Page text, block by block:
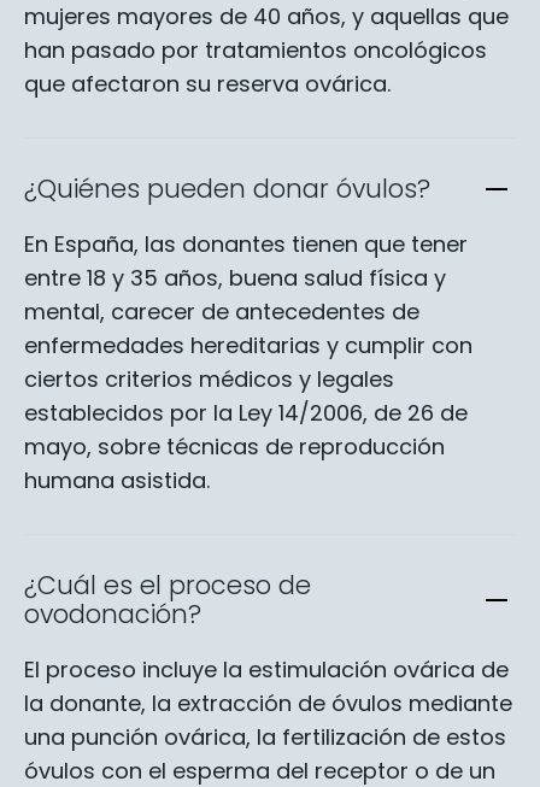
mujeres mayores de 40 años, y aquellas que
han pasado por tratamientos oncológicos
que afectaron su reserva ovárica.
¿Quiénes pueden donar óvulos?
En España, las donantes tienen que tener
entre 18 y 35 años, buena salud física y
mental, carecer de antecedentes de
enfermedades hereditarias y cumplir con
ciertos criterios médicos y legales
establecidos por la Ley 14/2006, de 26 de
mayo, sobre técnicas de reproducción
humana asistida.
¿Cuál es el proceso de
ovodonación?
El proceso incluye la estimulación ovárica de
la donante, la extracción de óvulos mediante
una punción ovárica, la fertilización de estos
óvulos con el esperma del receptor o de un